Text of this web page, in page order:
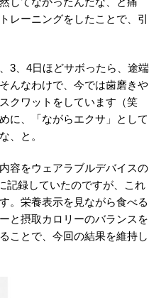
レーニングをしたことで、引
3、4日ほどサボったら、途端
なわけで、今では歯磨きや
クワットをしています（笑
に、「ながらエクサ」として
、と。
容をウェアラブルデバイスの
記録していたのですが、これ
。栄養表示を見ながら食べる
と摂取カロリーのバランスを
ことで、今回の結果を維持し